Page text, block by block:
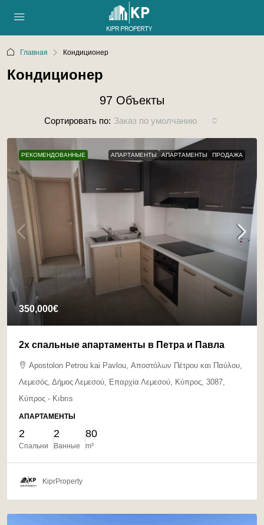
Главная Кондиционер
Кондиционер
97 Объекты
Сортировать по: Заказ по умолчанию
РЕКОМЕНДОВАННЫЕ АПАРТАМЕНТЫ АПАРТАМЕНТЫ ПРОДАЖА
350,000€
2х спальные апартаменты в Петра и Павла
Apostolon Petrou kai Pavlou, Αποστόλων Πέτρου και Παύλου,
Λεμεσός, Δήμος Λεμεσού, Επαρχία Λεμεσού, Κύπρος, 3087,
Κύπρος - Kıbrıs
АПАРТАМЕНТЫ
2
Спальни
2
Ванные
80
m²
KiprProperty